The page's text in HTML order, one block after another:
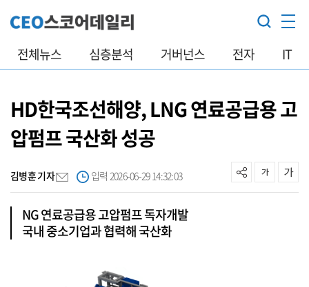
전체뉴스 심층분석 거버넌스 전자 IT
HD한국조선해양, LNG 연료공급용 고
압펌프 국산화 성공
김병훈 기자 입력 2026-06-29 14:32:03
NG 연료공급용 고압펌프 독자개발
국내 중소기업과 협력해 국산화